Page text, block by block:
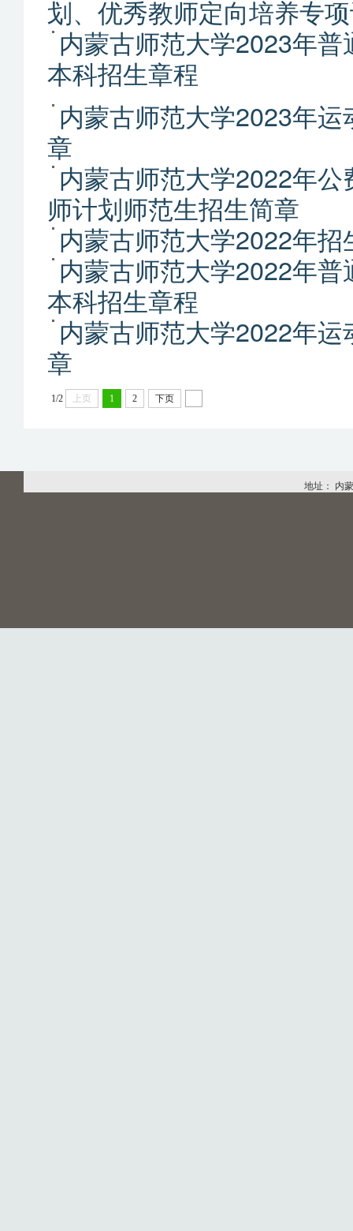
划、优秀教师定向培养专
内蒙古师范大学2023年
本科招生章程
内蒙古师范大学2023年
章
内蒙古师范大学2022年
师计划师范生招生简章
内蒙古师范大学2022年招
内蒙古师范大学2022年
本科招生章程
内蒙古师范大学2022年
章
1/2 上页 1 2 下页
地址： 内